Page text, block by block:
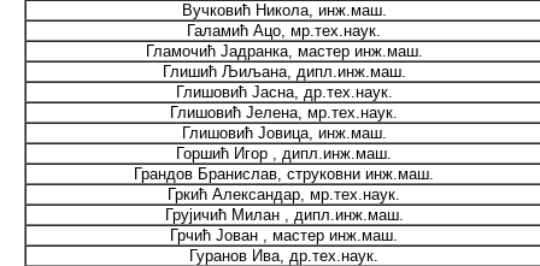
Вучковић Никола, инж.маш.
Галамић Ацо, мр.тех.наук.
Гламочић Јадранка, мастер инж.маш.
Глишић Љиљана, дипл.инж.маш.
Глишовић Јасна, др.тех.наук.
Глишовић Јелена, мр.тех.наук.
Глишовић Јовица, инж.маш.
Горшић Игор , дипл.инж.маш.
Грандов Бранислав, струковни инж.маш.
Гркић Александар, мр.тех.наук.
Грујичић Милан , дипл.инж.маш.
Грчић Јован , мастер инж.маш.
Гуранов Ива, др.тех.наук.